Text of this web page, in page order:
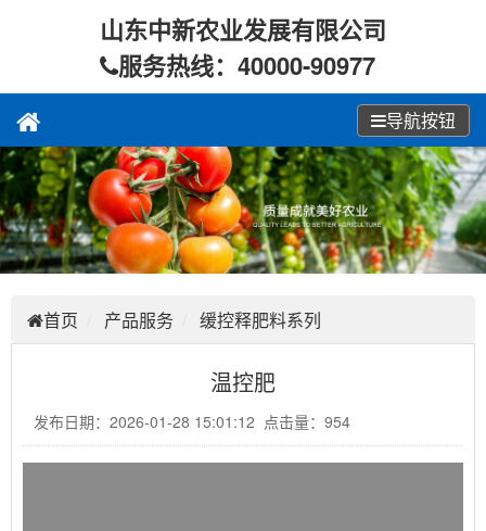
山东中新农业发展有限公司
服务热线：40000-90977
导航按钮
首页 产品服务 缓控释肥料系列
温控肥
发布日期：2026-01-28 15:01:12 点击量：954